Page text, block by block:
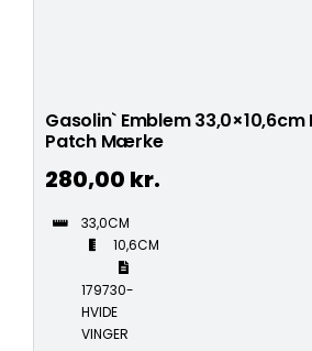
Gasolin` Emblem
Patch Mærke
280,00 kr.
33,0CM
10,6CM
179730-
HVIDE
VINGER